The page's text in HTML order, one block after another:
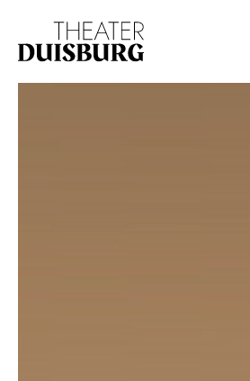
Zur Hauptnavigation springen
Zum Footer springen